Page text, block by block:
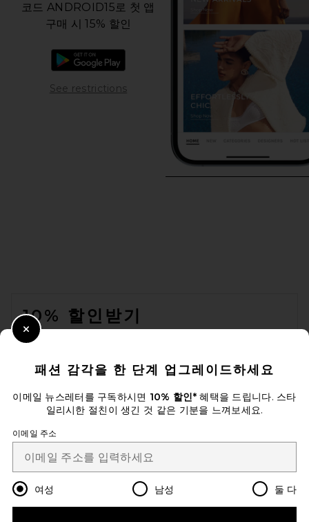
코드 ANDROID15로 첫 앱
구매 시 15% 할인
See restrictionsOpens in a modal window
10% 할인받기
이메일을 제출하여 뉴스레터를 구독하실 수 있습니다. 언제든지 수신 거
Email Address
Sign Up
Change Country Regions
패션 감각을 한 단계 업그레이드하세요
이메일 뉴스레터를 구독하시면 10% 할인*혜택을 드립니다. 스타
일리시한 절친이 생긴 것 같은 기분을 느껴보세요.
이메일 주소
여성 남성 둘 다
Close Modal